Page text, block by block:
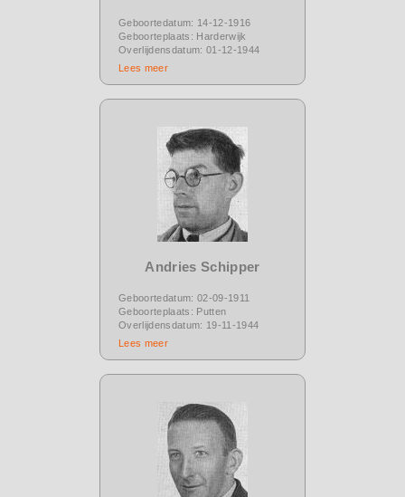
Geboortedatum: 14-12-1916
Geboorteplaats: Harderwijk
Overlijdensdatum: 01-12-1944
Lees meer
Andries Schipper
Geboortedatum: 02-09-1911
Geboorteplaats: Putten
Overlijdensdatum: 19-11-1944
Lees meer